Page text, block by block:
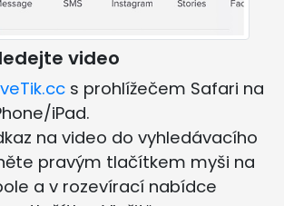
video
s prohlížečem Safari na
iPad.
na video do vyhledávacího
pravým tlačítkem myši na
a v rozevírací nabídce